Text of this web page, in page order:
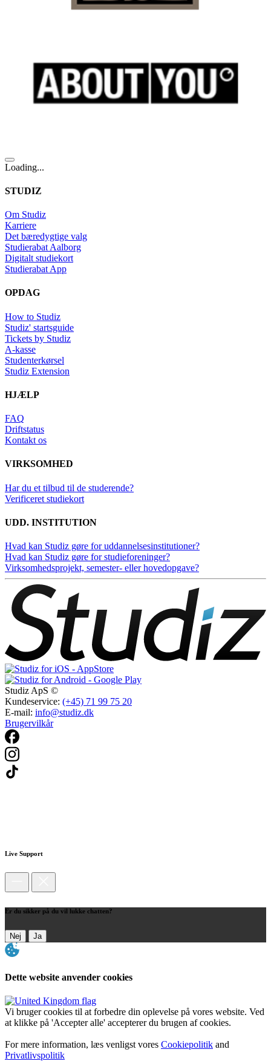
Loading...
STUDIZ
Om Studiz
Karriere
Det bæredygtige valg
Studierabat Aalborg
Digitalt studiekort
Studierabat App
OPDAG
How to Studiz
Studiz' startsguide
Tickets by Studiz
A-kasse
Studenterkørsel
Studiz Extension
HJÆLP
FAQ
Driftstatus
Kontakt os
VIRKSOMHED
Har du et tilbud til de studerende?
Verificeret studiekort
UDD. INSTITUTION
Hvad kan Studiz gøre for uddannelsesinstitutioner?
Hvad kan Studiz gøre for studieforeninger?
Virksomhedsprojekt, semester- eller hovedopgave?
Studiz ApS ©
Kundeservice: (+45) 71 99 75 20
E-mail: info@studiz.dk
Brugervilkår
Live Support
Er du sikker på du vil lukke chatten?
Nej Ja
Dette website anvender cookies
Vi bruger cookies til at forbedre din oplevelse på vores website. Ved
at klikke på 'Accepter alle' accepterer du brugen af cookies.
For mere information, læs venligst vores Cookiepolitik and
Privatlivspolitik